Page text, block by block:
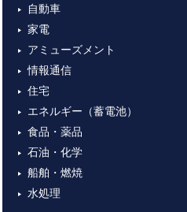
自動車
家電
アミューズメント
情報通信
住宅
エネルギー（蓄電池）
食品・薬品
石油・化学
船舶・燃焼
水処理